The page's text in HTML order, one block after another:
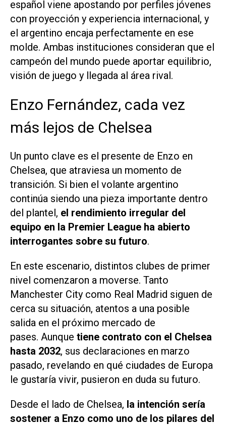
español viene apostando por perfiles jóvenes
con proyección y experiencia internacional, y
el argentino encaja perfectamente en ese
molde. Ambas instituciones consideran que el
campeón del mundo puede aportar equilibrio,
visión de juego y llegada al área rival.
Enzo Fernández, cada vez
más lejos de Chelsea
Un punto clave es el presente de Enzo en
Chelsea, que atraviesa un momento de
transición. Si bien el volante argentino
continúa siendo una pieza importante dentro
del plantel, el rendimiento irregular del
equipo en la Premier League ha abierto
interrogantes sobre su futuro.
En este escenario, distintos clubes de primer
nivel comenzaron a moverse. Tanto
Manchester City como Real Madrid siguen de
cerca su situación, atentos a una posible
salida en el próximo mercado de
pases. Aunque tiene contrato con el Chelsea
hasta 2032, sus declaraciones en marzo
pasado, revelando en qué ciudades de Europa
le gustaría vivir, pusieron en duda su futuro.
Desde el lado de Chelsea, la intención sería
sostener a Enzo como uno de los pilares del